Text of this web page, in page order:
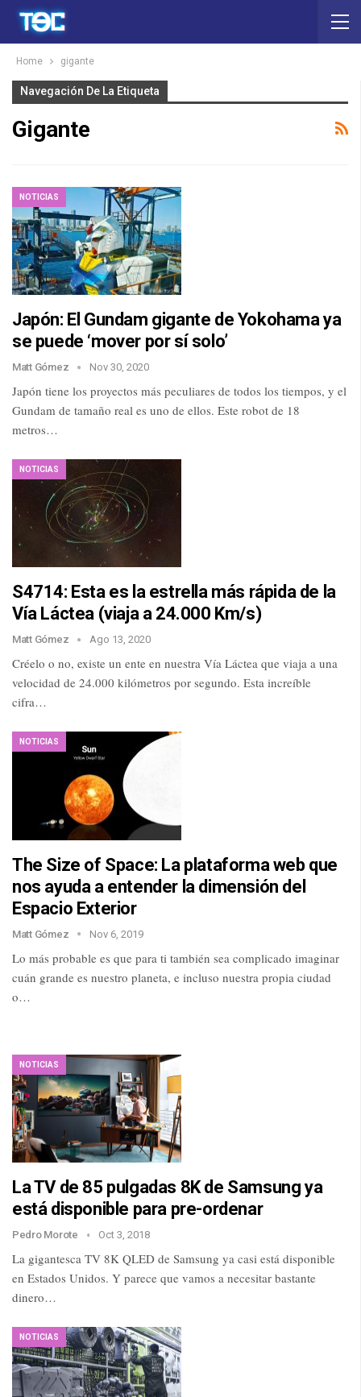
Home gigante
Navegación De La Etiqueta
Gigante
NOTICIAS
Japón: El Gundam gigante de Yokohama ya
se puede ‘mover por sí solo’
Matt Gómez Nov 30, 2020
Japón tiene los proyectos más peculiares de todos los tiempos, y el
Gundam de tamaño real es uno de ellos. Este robot de 18
metros…
NOTICIAS
S4714: Esta es la estrella más rápida de la
Vía Láctea (viaja a 24.000 Km/s)
Matt Gómez Ago 13, 2020
Créelo o no, existe un ente en nuestra Vía Láctea que viaja a una
velocidad de 24.000 kilómetros por segundo. Esta increíble
cifra…
NOTICIAS
The Size of Space: La plataforma web que
nos ayuda a entender la dimensión del
Espacio Exterior
Matt Gómez Nov 6, 2019
Lo más probable es que para ti también sea complicado imaginar
cuán grande es nuestro planeta, e incluso nuestra propia ciudad
o…
NOTICIAS
La TV de 85 pulgadas 8K de Samsung ya
está disponible para pre-ordenar
Pedro Morote Oct 3, 2018
La gigantesca TV 8K QLED de Samsung ya casi está disponible
en Estados Unidos. Y parece que vamos a necesitar bastante
dinero…
NOTICIAS